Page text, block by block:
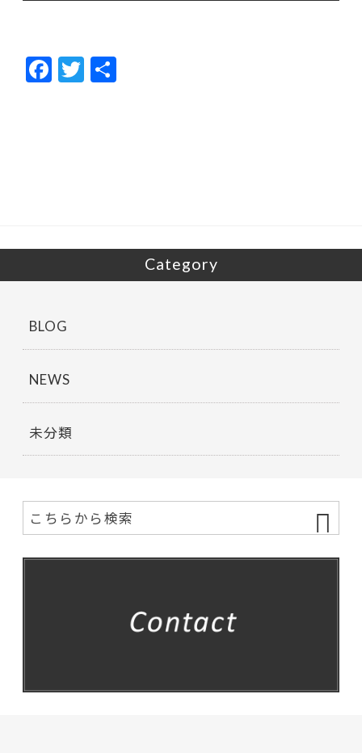
F
ac
T
w
Category
BLOG
NEWS
未分類